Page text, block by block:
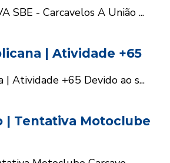
SBE - Carcavelos A União ...
| Atividade +65
| Atividade +65 Devido ao s...
| Tentativa Motoclube